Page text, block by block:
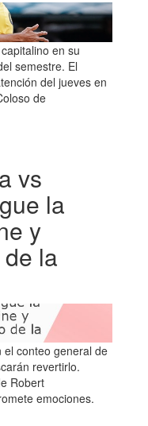
en su
semestre. El
del jueves en
de
vs
la
y
la
el conteo general de
revertirlo.
Robert
emociones.